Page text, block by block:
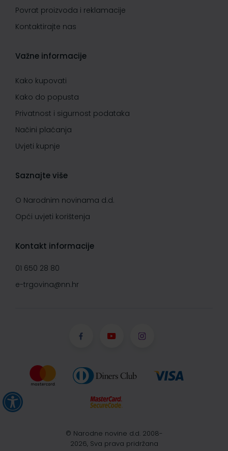
Povrat proizvoda i reklamacije
Kontaktirajte nas
Važne informacije
Kako kupovati
Kako do popusta
Privatnost i sigurnost podataka
Načini plaćanja
Uvjeti kupnje
Saznajte više
O Narodnim novinama d.d.
Opći uvjeti korištenja
Kontakt informacije
01 650 28 80
e-trgovina@nn.hr
© Narodne novine d.d. 2008-
2026, Sva prava pridržana